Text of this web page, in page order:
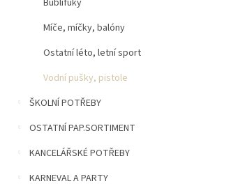
l
Bublifuky
Míče, míčky, balóny
Ostatní léto, letní sport
Vodní pušky, pistole
ŠKOLNÍ POTŘEBY
OSTATNÍ PAP.SORTIMENT
KANCELÁŘSKÉ POTŘEBY
KARNEVAL A PARTY